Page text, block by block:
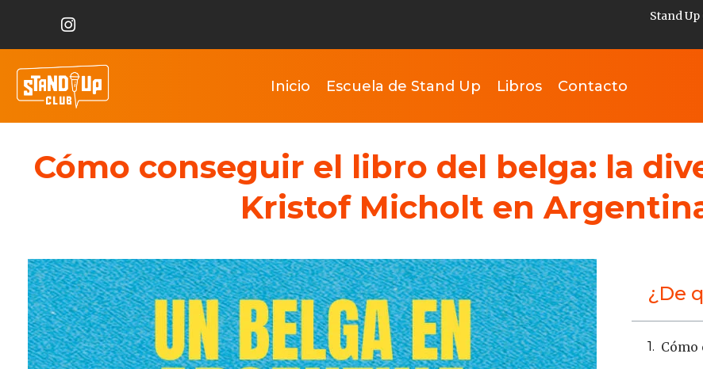
Stand Up
Inicio Escuela de Stand Up Libros Contacto
Cómo conseguir el libro del belga: la
Kristof Micholt en
¿De